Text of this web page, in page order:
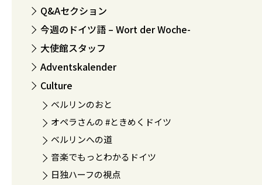
Q&Aセクション
今週のドイツ語 – Wort der Woche-
大使館スタッフ
Adventskalender
Culture
ベルリンのおと
オペラさんの #ときめくドイツ
ベルリンへの道
音楽でもっとわかるドイツ
日独ハーフの視点